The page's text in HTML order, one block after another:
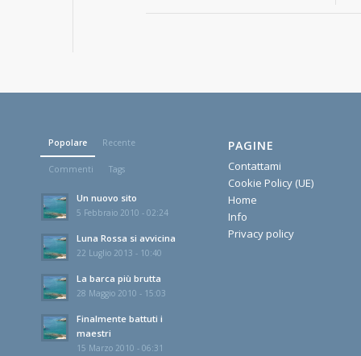
Popolare Recente
Commenti Tags
Un nuovo sito
5 Febbraio 2010 - 02:24
Luna Rossa si avvicina
22 Luglio 2013 - 10:40
La barca più brutta
28 Maggio 2010 - 15:03
Finalmente battuti i
maestri
15 Marzo 2010 - 06:31
PAGINE
Contattami
Cookie Policy (UE)
Home
Info
Privacy policy